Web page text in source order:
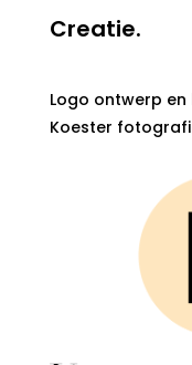
Creatie.
Logo ontwerp
Koester